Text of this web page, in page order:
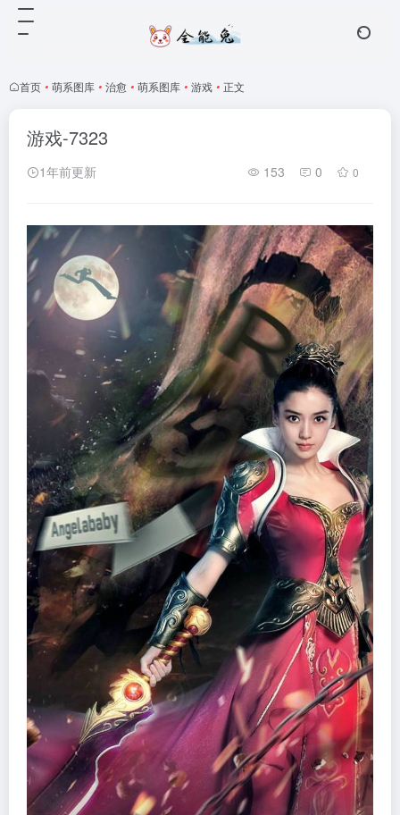
首页 • 萌系图库 • 治愈 • 萌系图库 • 游戏 • 正文
游戏-7323
1年前更新 153 0 0